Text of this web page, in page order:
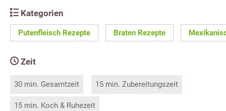
Kategorien
Putenfleisch Rezepte Braten Rezepte
Zeit
30 min. Gesamtzeit 15 min. Zubereitungszeit
15 min. Koch & Ruhezeit